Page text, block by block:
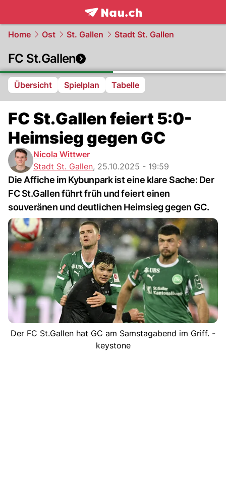
frontpage.NAU.ch
Home Ost St. Gallen Stadt St. Gallen
FC St.Gallen
Übersicht Spielplan Tabelle
FC St.Gallen feiert 5:0-
Heimsieg gegen GC
Nicola Wittwer
Stadt St. Gallen, 25.10.2025 - 19:59
Die Affiche im Kybunpark ist eine klare Sache: Der
FC St.Gallen führt früh und feiert einen
souveränen und deutlichen Heimsieg gegen GC.
Der FC St.Gallen hat GC am Samstagabend im Griff. -
keystone